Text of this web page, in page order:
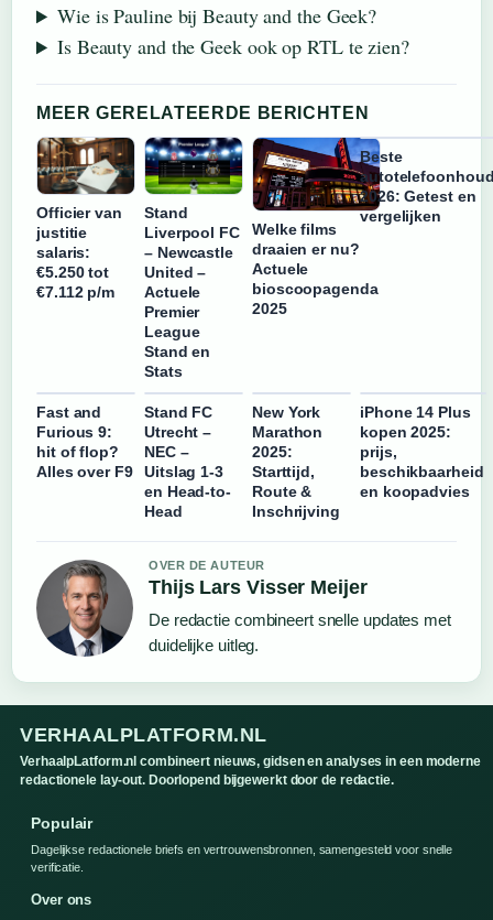
Wie is Pauline bij Beauty and the Geek?
Is Beauty and the Geek ook op RTL te zien?
MEER GERELATEERDE BERICHTEN
Officier van
justitie
salaris:
€5.250 tot
€7.112 p/m
Stand
Liverpool FC
– Newcastle
United –
Actuele
Premier
League
Stand en
Stats
Welke films
draaien er nu?
Actuele
bioscoopagenda
2025
Beste
2026: Getest en
vergelijken
Fast and
Furious 9:
hit of flop?
Alles over F9
Stand FC
Utrecht –
NEC –
Uitslag 1-3
en Head-to-
Head
New York
Marathon
2025:
Starttijd,
Route &
Inschrijving
iPhone 14 Plus
kopen 2025:
prijs,
beschikbaarheid
en koopadvies
OVER DE AUTEUR
Thijs Lars Visser Meijer
De redactie combineert snelle updates met
duidelijke uitleg.
VERHAALPLATFORM.NL
VerhaalpLatform.nl combineert nieuws, gidsen en analyses in een moderne
redactionele lay-out. Doorlopend bijgewerkt door de redactie.
Populair
Dagelijkse redactionele briefs en vertrouwensbronnen, samengesteld voor snelle
verificatie.
Over ons